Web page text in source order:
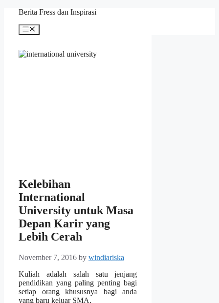
content
Berita Fress dan Inspirasi
Menu
Kelebihan
International
University untuk Masa
Depan Karir yang
Lebih Cerah
November 7, 2016 by windiariska
Kuliah adalah salah satu jenjang
pendidikan yang paling penting bagi
setiap orang khususnya bagi anda
yang baru keluar SMA.